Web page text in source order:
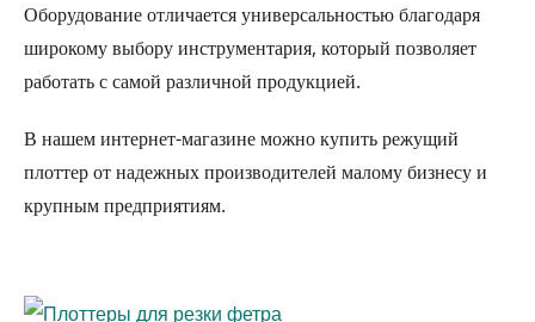
Оборудование отличается универсальностью благодаря
широкому выбору инструментария, который позволяет
работать с самой различной продукцией.
В нашем интернет-магазине можно купить режущий
плоттер от надежных производителей малому бизнесу и
крупным предприятиям.